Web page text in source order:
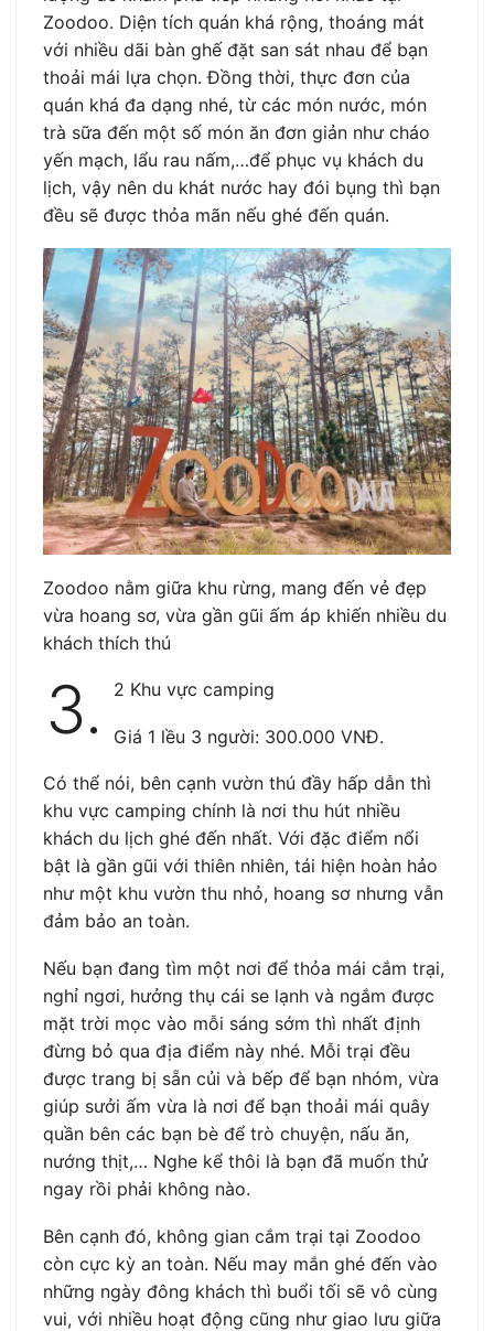
Zoodoo. Diện tích quán khá rộng, thoáng mát
với nhiều dãi bàn ghế đặt san sát nhau để bạn
thoải mái lựa chọn. Đồng thời, thực đơn của
quán khá đa dạng nhé, từ các món nước, món
trà sữa đến một số món ăn đơn giản như cháo
yến mạch, lẩu rau nấm,…để phục vụ khách du
lịch, vậy nên du khát nước hay đói bụng thì bạn
đều sẽ được thỏa mãn nếu ghé đến quán.
Zoodoo nằm giữa khu rừng, mang đến vẻ đẹp
vừa hoang sơ, vừa gần gũi ấm áp khiến nhiều du
khách thích thú
3. 2 Khu vực camping
Giá 1 lều 3 người: 300.000 VNĐ.
Có thể nói, bên cạnh vườn thú đầy hấp dẫn thì
khu vực camping chính là nơi thu hút nhiều
khách du lịch ghé đến nhất. Với đặc điểm nổi
bật là gần gũi với thiên nhiên, tái hiện hoàn hảo
như một khu vườn thu nhỏ, hoang sơ nhưng vẫn
đảm bảo an toàn.
Nếu bạn đang tìm một nơi để thỏa mái cắm trại,
nghỉ ngơi, hưởng thụ cái se lạnh và ngắm được
mặt trời mọc vào mỗi sáng sớm thì nhất định
đừng bỏ qua địa điểm này nhé. Mỗi trại đều
được trang bị sẵn củi và bếp để bạn nhóm, vừa
giúp sưởi ấm vừa là nơi để bạn thoải mái quây
quần bên các bạn bè để trò chuyện, nấu ăn,
nướng thịt,… Nghe kể thôi là bạn đã muốn thử
ngay rồi phải không nào.
Bên cạnh đó, không gian cắm trại tại Zoodoo
còn cực kỳ an toàn. Nếu may mắn ghé đến vào
những ngày đông khách thì buổi tối sẽ vô cùng
vui, với nhiều hoạt động cũng như giao lưu giữa